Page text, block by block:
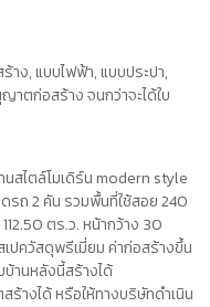
าง, แบบไฟฟ้า, แบบประปา,
ตก่อสร้าง จนกว่าจะได้ใบ
สไตล์โมเดิร์น modern style
รถ 2 คัน รวมพื้นที่ใช้สอย 240
ตร.ว. หน้ากว้าง 30
เปควัสดุพรีเมี่ยม ค่าก่อสร้างขึ้น
านหลังนี้สร้างได้
างได้ หรือให้ทางบริษัทดำเนิน